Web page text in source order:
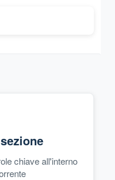
chiave all'interno